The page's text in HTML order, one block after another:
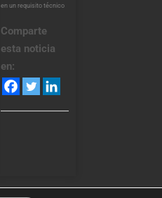
en un requisito técnico
Comparte
esta noticia
en: